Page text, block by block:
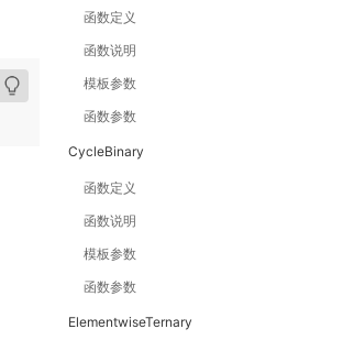
函数定义
函数说明
模板参数
函数参数
CycleBinary
函数定义
函数说明
模板参数
函数参数
ElementwiseTernary